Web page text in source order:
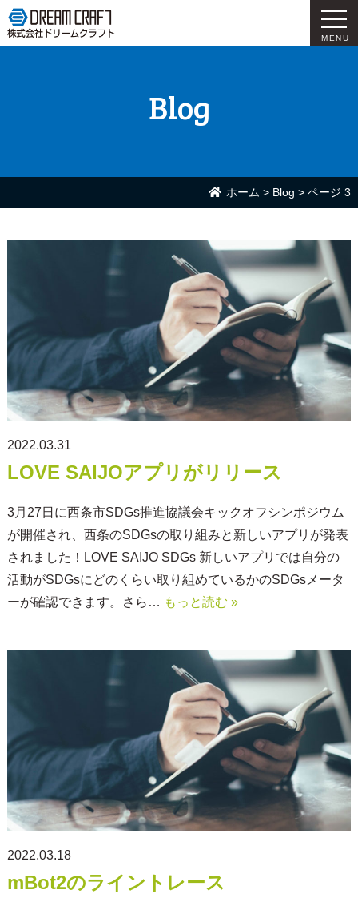
MENU
Blog
ホーム > Blog >ページ 3
2022.03.31
LOVE SAIJOアプリがリリース
3月27日に西条市SDGs推進協議会キックオフシンポジウム
が開催され、西条のSDGsの取り組みと新しいアプリが発表
されました！LOVE SAIJO SDGs 新しいアプリでは自分の
活動がSDGsにどのくらい取り組めているかのSDGsメータ
ーが確認できます。さら… もっと読む »
2022.03.18
mBot2のライントレース